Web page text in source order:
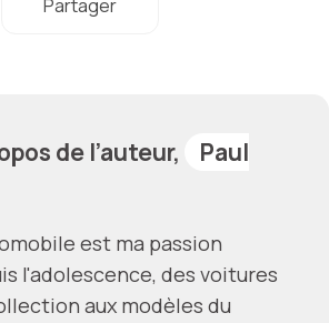
Partager
de l’auteur,
Paul
est ma passion
l'adolescence, des voitures
aux modèles du